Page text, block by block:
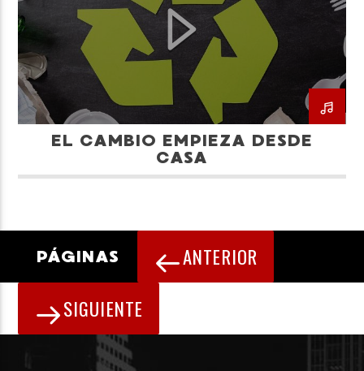
EL CAMBIO EMPIEZA DESDE
CASA
PÁGINAS
ANTERIOR
SIGUIENTE